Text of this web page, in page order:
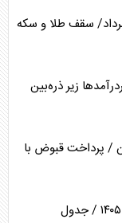
قیمت طلا و سکه امروز چهارشنبه ۱۴ مرداد/ سقف طلا و سکه
زیر ذره‌بین
/ پرداخت قبوض با